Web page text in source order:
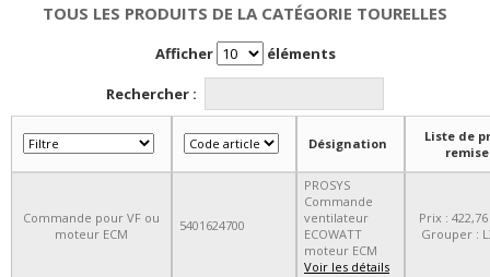
TOUS LES PRODUITS DE LA CATÉGORIE TOURELLES
Afficher éléments
Rechercher :
Désignation
Liste de
remise
Commande pour VF ou
moteur ECM
5401624700
PROSYS
Commande
ventilateur
ECOWATT
moteur ECM
Voir les détails
Prix :
Grouper :